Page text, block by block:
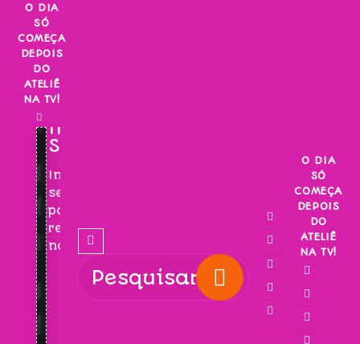
Skip
content
O DIA
SÓ
COMEÇA
DEPOIS
DO
ATELIÊ
NA TV!
INSCREVA-
SE!
Inscreva-
se
para
receber
novidades!
O DIA
SÓ
COMEÇA
DEPOIS
DO
ATELIÊ
NA TV!